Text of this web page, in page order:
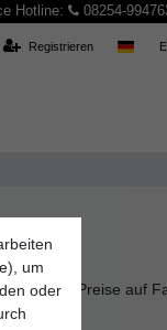
Hotline: 08254-
Registrieren
Preise auf
um
oder